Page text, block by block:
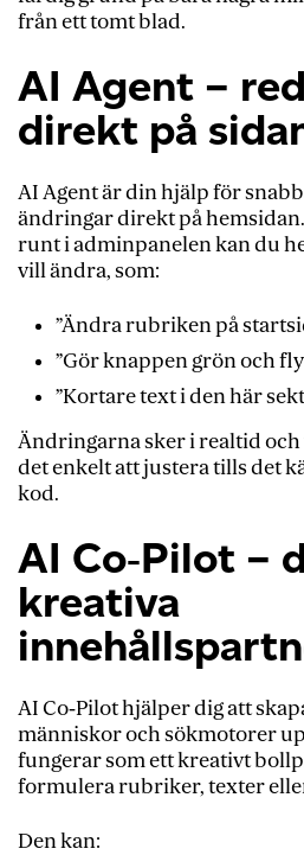
från ett tomt blad.
AI Agent –
direkt på
AI Agent är din hjälp för
ändringar direkt på
runt i adminpanelen kan du
vill ändra, som:
”Ändra rubriken på
”Gör knappen grön och
”Kortare text i den här
Ändringarna sker i realtid
det enkelt att justera tills det
kod.
AI Co‑Pilot –
kreativa
AI Co‑Pilot hjälper dig att
människor och sökmotorer
fungerar som ett kreativt
formulera rubriker, texter
Den kan: